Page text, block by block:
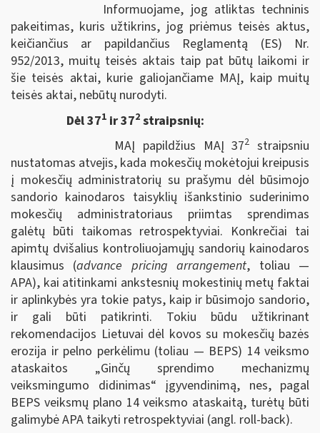
Informuojame, jog atliktas techninis
pakeitimas, kuris užtikrins, jog priėmus teisės aktus,
keičiančius ar papildančius Reglamentą (ES) Nr.
952/2013, muitų teisės aktais taip pat būtų laikomi ir
šie teisės aktai, kurie galiojančiame MAĮ, kaip muitų
teisės aktai, nebūtų nurodyti.
Dėl 371ir 372straipsnių:
MAĮ papildžius MAĮ 372 straipsniu
nustatomas atvejis, kada mokesčių mokėtojui kreipusis
į mokesčių administratorių su prašymu dėl būsimojo
sandorio kainodaros taisyklių išankstinio suderinimo
mokesčių administratoriaus priimtas sprendimas
galėtų būti taikomas retrospektyviai. Konkrečiai tai
apimtų dvišalius kontroliuojamųjų sandorių kainodaros
klausimus (advance pricing arrangement, toliau —
APA), kai atitinkami ankstesnių mokestinių metų faktai
ir aplinkybės yra tokie patys, kaip ir būsimojo sandorio,
ir gali būti patikrinti. Tokiu būdu užtikrinant
rekomendacijos Lietuvai dėl kovos su mokesčių bazės
erozija ir pelno perkėlimu (toliau — BEPS) 14 veiksmo
ataskaitos „Ginčų sprendimo mechanizmų
veiksmingumo didinimas“ įgyvendinimą, nes, pagal
BEPS veiksmų plano 14 veiksmo ataskaitą, turėtų būti
galimybė APA taikyti retrospektyviai (angl. roll-back).